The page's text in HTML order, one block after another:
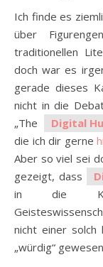
Ich finde es
über
traditionellen
doch war es
gerade dieses
nicht in die
„The
Digital
die ich dir gerne
Aber so viel sei
gezeigt, dass
in die
nicht einer solch
„würdig“